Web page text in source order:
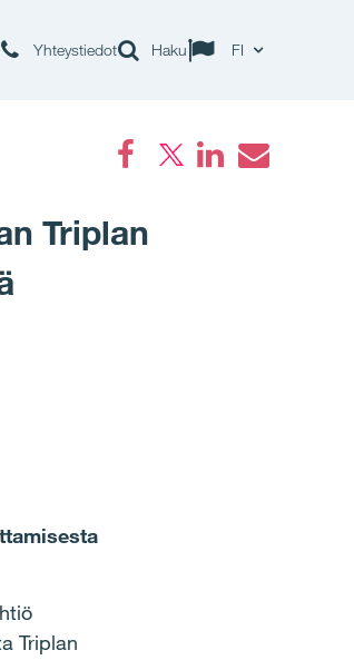
Yhteystiedot Haku FI
Triplan
Triplan